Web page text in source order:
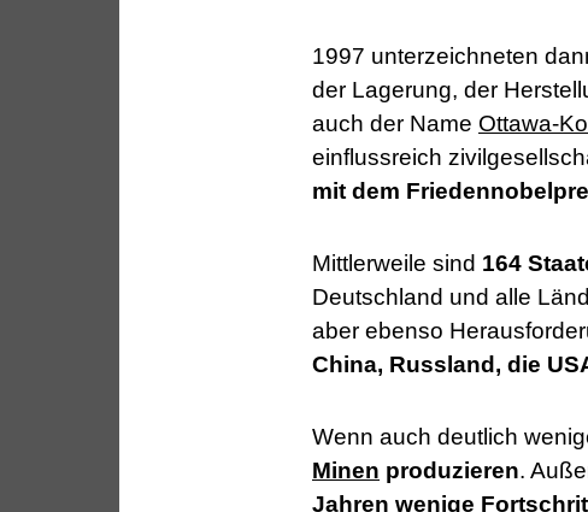
1997 unterzeichneten
der Lagerung, der
auch der Name Ottawa-
einflussreich
mit dem
Mittlerweile sind 164
Deutschland und alle
aber ebenso
China, Russland, die
Wenn auch deutlich
Minen produzieren.
Jahren wenige